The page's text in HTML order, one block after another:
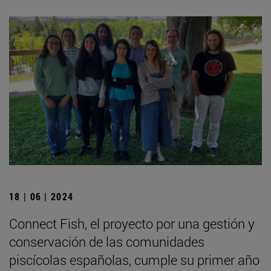
18 | 06 | 2024
Connect Fish, el proyecto por una gestión y
conservación de las comunidades
piscícolas españolas, cumple su primer año